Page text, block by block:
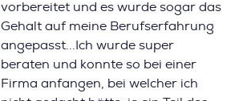
vorbereitet und es wurde sogar das
Gehalt auf meine Berufserfahrung
angepasst...Ich wurde super
beraten und konnte so bei einer
Firma anfangen, bei welcher ich